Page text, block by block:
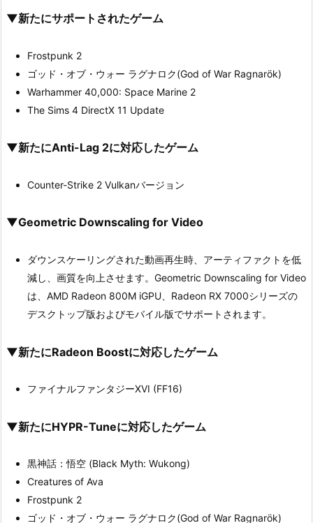
▼新たにサポートされたゲーム
Frostpunk 2
ゴッド・オブ・ウォー ラグナロク(God of War Ragnarök)
Warhammer 40,000: Space Marine 2
The Sims 4 DirectX 11 Update
▼新たにAnti-Lag 2に対応したゲーム
Counter-Strike 2 Vulkanバージョン
▼Geometric Downscaling for Video
ダウンスケーリングされた動画再生時、アーティファクトを低
減し、画質を向上させます。Geometric Downscaling for Video
は、AMD Radeon 800M iGPU、Radeon RX 7000シリーズの
デスクトップ版およびモバイル版でサポートされます。
▼新たにRadeon Boostに対応したゲーム
ファイナルファンタジーXVI (FF16)
▼新たにHYPR-Tuneに対応したゲーム
黒神話：悟空 (Black Myth: Wukong)
Creatures of Ava
Frostpunk 2
ゴッド・オブ・ウォー ラグナロク(God of War Ragnarök)